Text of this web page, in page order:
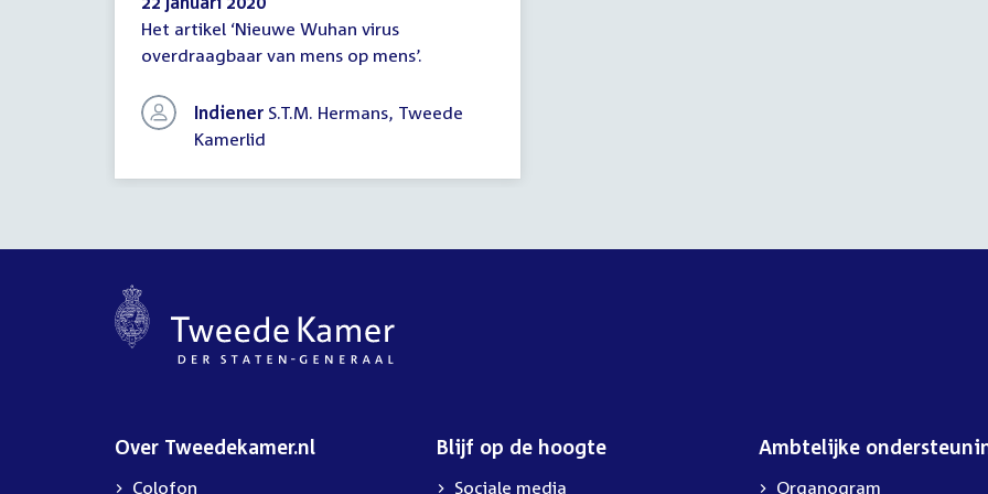
Schriftelijke
vragen
Het artikel ‘Nieuwe Wuhan virus
overdraagbaar van mens op mens’.
Indiener S.T.M. Hermans, Tweede
Kamerlid
Over Tweedekamer.nl
Colofon
Blijf op de hoogte
Sociale media
Ambtelijke
Organogram